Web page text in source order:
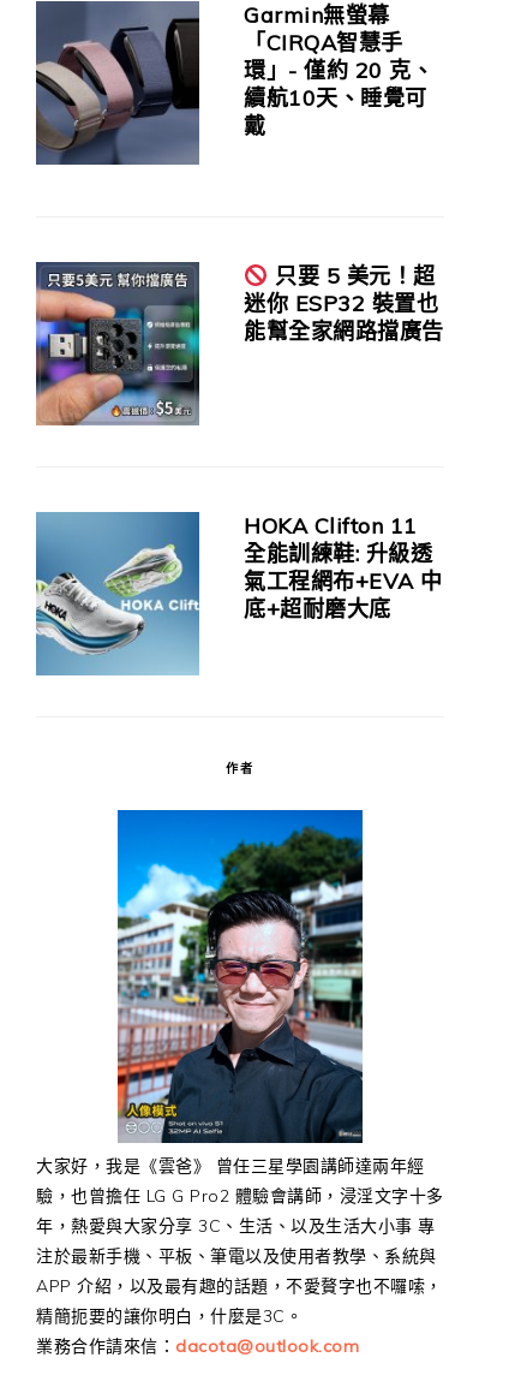
Garmin無螢幕
「CIRQA智慧手
環」- 僅約 20 克、
續航10天、睡覺可
戴
只要 5 美元！超
迷你 ESP32 裝置也
能幫全家網路擋廣告
HOKA Clifton 11
全能訓練鞋: 升級透
氣工程網布+EVA 中
底+超耐磨大底
作者
大家好，我是《雲爸》 曾任三星學園講師達兩年經
驗，也曾擔任 LG G Pro2 體驗會講師，浸淫文字十多
年，熱愛與大家分享 3C、生活、以及生活大小事 專
注於最新手機、平板、筆電以及使用者教學、系統與
APP 介紹，以及最有趣的話題，不愛贅字也不囉嗦，
精簡扼要的讓你明白，什麼是3C。
業務合作請來信： dacota@outlook.com